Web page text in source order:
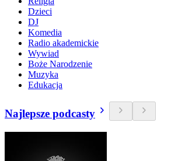
Dzieci
DJ
Komedia
Radio akademickie
Wywiad
Boże Narodzenie
Muzyka
Edukacja
Najlepsze podcasty